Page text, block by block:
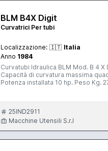
BLM B4X Digit
Curvatrici Per tubi
Localizzazione: 🇮🇹 Italia
Anno 1984
Curvatubi Idraulica BLM Mod. B 4 X DIG. Anno 1992 circa Senso di rotazione sinistra Capacità di curvatura massima
Capacità di curvatura massima quadro 22x22x1.5 mm. CN S&H ARIETE mono asse
Potenza installata 10
25IND2911
Macchine Utensili S.r.l